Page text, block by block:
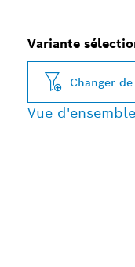
Variante
Changer
Vue